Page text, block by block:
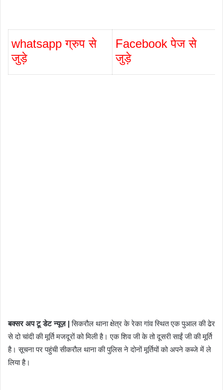
whatsapp ग्रुप से
जुड़े
Facebook पेज से
जुड़े
बक्सर अप टू डेट न्यूज़ |सिकरौल थाना क्षेत्र के रेका गांव स्थित एक पुआल की ढेर
से दो चांदी की मूर्ति मजदूरों को मिली है। एक शिव जी के तो दूसरी साईं जी की मूर्ति
है। सूचना पर पहुंची सीकरौल थाना की पुलिस ने दोनों मूर्तियों को अपने कब्जे में ले
लिया है।